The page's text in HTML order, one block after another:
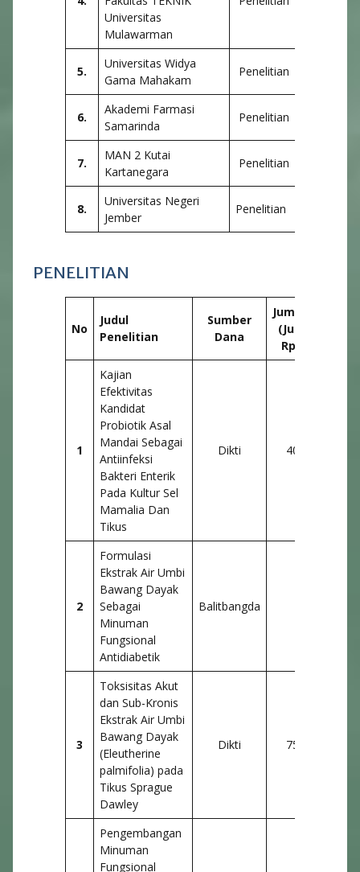
Universitas
Mulawarman
5.
Universitas Widya
Gama Mahakam
Penelitian
6.
Akademi Farmasi
Samarinda
Penelitian
7.
MAN 2 Kutai
Kartanegara
Penelitian
8.
Universitas Negeri
Jember
Penelitian
PENELITIAN
No
Judul
Penelitian
Sumber
Dana
Jumlah
(Juta
Rp.)
1
Kajian
Efektivitas
Kandidat
Probiotik Asal
Mandai Sebagai
Antiinfeksi
Bakteri Enterik
Pada Kultur Sel
Mamalia Dan
Tikus
Dikti 40
2
Formulasi
Ekstrak Air Umbi
Bawang Dayak
Sebagai
Minuman
Fungsional
Antidiabetik
Balitbangda
3
Toksisitas Akut
dan Sub-Kronis
Ekstrak Air Umbi
Bawang Dayak
(Eleutherine
palmifolia) pada
Tikus Sprague
Dawley
Dikti 75
Pengembangan
Minuman
Fungsional